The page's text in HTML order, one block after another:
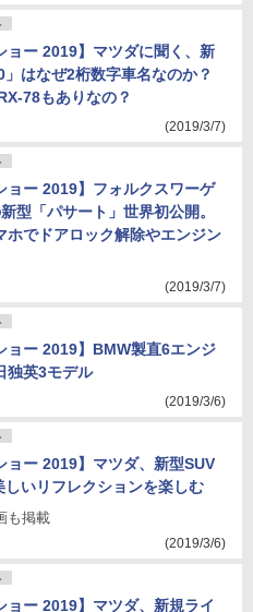
ョー 2019】マツダに聞く、新
はなぜ2桁数字車名なのか？
78もありなの？
(2019/3/7)
ョー 2019】フォルクスワーゲ
型「パサート」世界初公開。
ホでドアロック解除やエンジン
(2019/3/7)
ョー 2019】BMW製直6エンジ
独英3モデル
(2019/3/6)
ョー 2019】マツダ、新型SUV
しいリフレクションを楽しむ
も掲載
(2019/3/6)
ョー 2019】マツダ、新規ライ